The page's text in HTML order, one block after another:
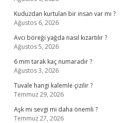
Kuduzdan kurtulan bir insan var mı ?
Ağustos 6, 2026
Avcı böreği yağda nasıl kızartılır ?
Ağustos 5, 2026
6 mm tarak kaç numaradır ?
Ağustos 3, 2026
Tuvale hangi kalemle çizilir ?
Temmuz 29, 2026
Aşk mı sevgi mi daha önemli ?
Temmuz 27, 2026